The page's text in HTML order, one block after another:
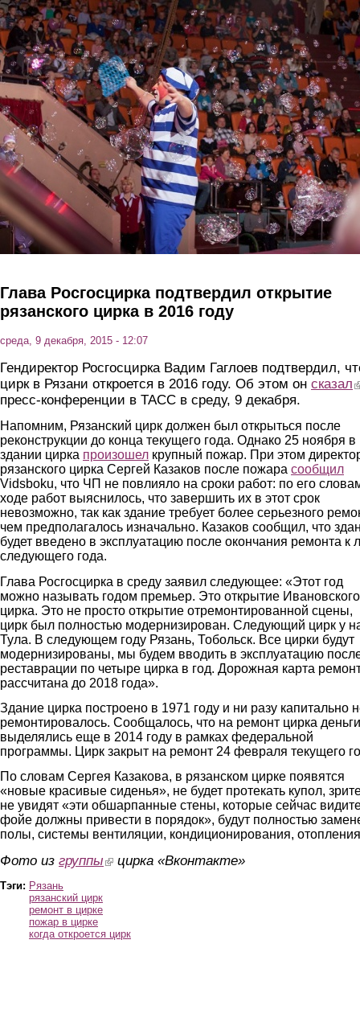
Перейти к основному содержанию
Глава Росгосцирка подтвердил открытие
рязанского цирка в 2016 году
среда, 9 декабря, 2015 - 12:07
Гендиректор Росгосцирка Вадим Гаглоев подтвердил,
цирк в Рязани откроется в 2016 году. Об этом он сказал
пресс-конференции в ТАСС в среду, 9 декабря.
Напомним, Рязанский цирк должен был открыться после
реконструкции до конца текущего года. Однако 25 ноября в
здании цирка произошел крупный пожар. При этом
рязанского цирка Сергей Казаков после пожара сообщил
Vidsboku, что ЧП не повлияло на сроки работ: по его
ходе работ выяснилось, что завершить их в этот срок
невозможно, так как здание требует более серьезного
чем предполагалось изначально. Казаков сообщил, что
будет введено в эксплуатацию после окончания ремонта к
следующего года.
Глава Росгосцирка в среду заявил следующее: «Этот год
можно называть годом премьер. Это открытие Ивановского
цирка. Это не просто открытие отремонтированной сцены,
цирк был полностью модернизирован. Следующий цирк у
Тула. В следующем году Рязань, Тобольск. Все цирки будут
модернизированы, мы будем вводить в эксплуатацию
реставрации по четыре цирка в год. Дорожная карта
рассчитана до 2018 года».
Здание цирка построено в 1971 году и ни разу капитально
ремонтировалось. Сообщалось, что на ремонт цирка деньги
выделялись еще в 2014 году в рамках федеральной
программы. Цирк закрыт на ремонт 24 февраля текущего
По словам Сергея Казакова, в рязанском цирке появятся
«новые красивые сиденья», не будет протекать купол,
не увидят «эти обшарпанные стены, которые сейчас
фойе должны привести в порядок», будут полностью
полы, системы вентиляции, кондиционирования,
Фото из группы (link is external)
цирка «Вконтакте»
Тэги: Рязань
рязанский цирк
ремонт в цирке
пожар в цирке
когда откроется цирк